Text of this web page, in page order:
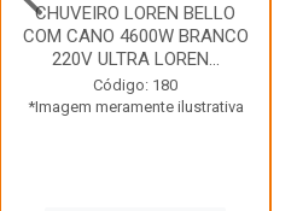
CHUVEIRO LOREN BELLO
COM CANO 4600W BRANCO
220V ULTRA LOREN...
Código: 180
*Imagem meramente ilustrativa